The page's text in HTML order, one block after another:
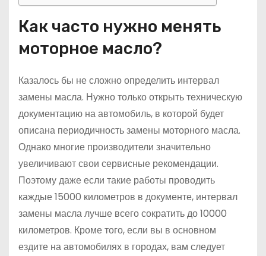
Как часто нужно менять
моторное масло?
Казалось бы не сложно определить интервал
замены масла. Нужно только открыть техническую
документацию на автомобиль, в которой будет
описана периодичность замены моторного масла.
Однако многие производители значительно
увеличивают свои сервисные рекомендации.
Поэтому даже если такие работы проводить
каждые 15000 километров в документе, интервал
замены масла лучше всего сократить до 10000
километров. Кроме того, если вы в основном
ездите на автомобилях в городах, вам следует